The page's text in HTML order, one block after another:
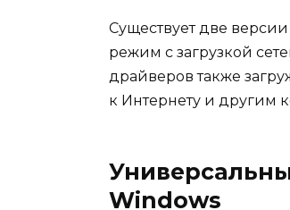
Существует две
режим с загрузкой
драйверов также
к Интернету и другим
Windows